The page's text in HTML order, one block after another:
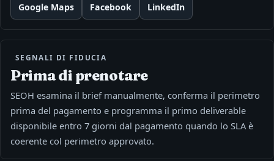
Google Maps Facebook LinkedIn
SEGNALI DI FIDUCIA
Prima di prenotare
SEOH esamina il brief manualmente, conferma il perimetro
prima del pagamento e programma il primo deliverable
disponibile entro 7 giorni dal pagamento quando lo SLA è
coerente col perimetro approvato.